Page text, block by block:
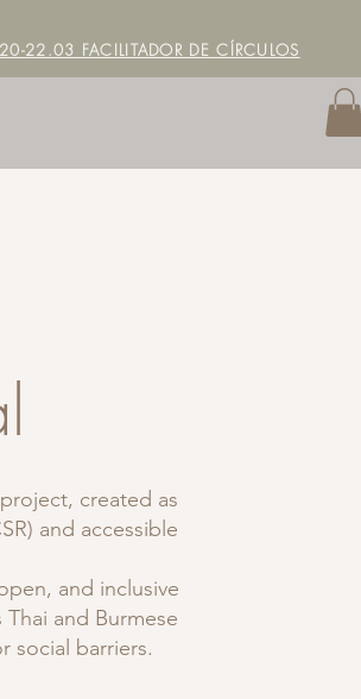
22.03 FACILITADOR DE CÍRCULOS
created as
and accessible
and inclusive
and Burmese
social barriers.